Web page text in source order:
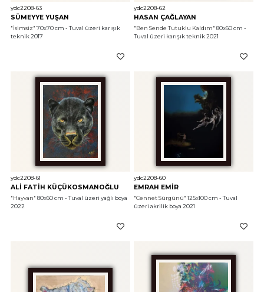
ydc2208-63
SÜMEYYE YUŞAN
"İsimsiz" 70x70 cm - Tuval üzeri karışık
teknik 2017
ydc2208-62
HASAN ÇAĞLAYAN
"Ben Sende Tutuklu Kaldım" 80x60 cm -
Tuval üzeri karışık teknik 2021
ydc2208-61
ALİ FATİH KÜÇÜKOSMANOĞLU
"Hayvan" 80x60 cm - Tuval üzeri yağlı boya
2022
ydc2208-60
EMRAH EMİR
"Cennet Sürgünü" 125x100 cm - Tuval
üzeri akrilik boya 2021